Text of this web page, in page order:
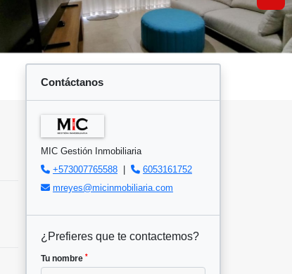
Contáctanos
MIC Gestión Inmobiliaria
+573007765588
6053161752
mreyes@micinmobiliaria.com
¿Prefieres que te contactemos?
Tu nombre *